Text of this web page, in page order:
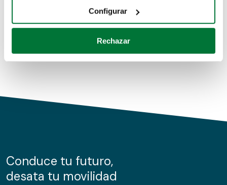
Identificar su dispositivo analizándolo activamente
para buscar características específicas (huellas
Obtenga más información sobre cómo se procesan sus
de cookies.
información sobre el uso que haga del sitio web con
nuestros partners de redes sociales, publicidad y análisis
Configurar
Rechazar
Conduce tu futuro,
desata tu movilidad